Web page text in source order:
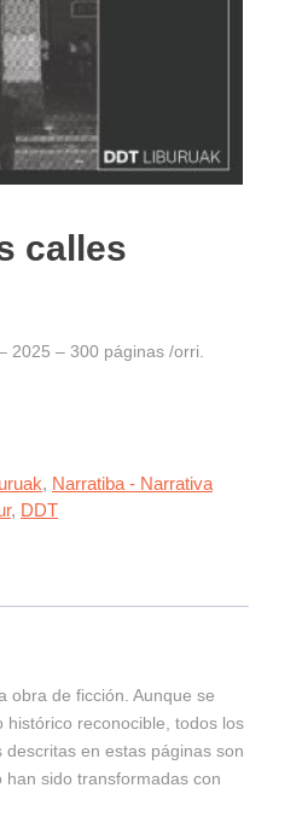
calles
2025 – 300 páginas /orri.
, Narratiba - Narrativa
, DDT
obra de ficción. Aunque se
histórico reconocible, todos los
descritas en estas páginas son
sido transformadas con